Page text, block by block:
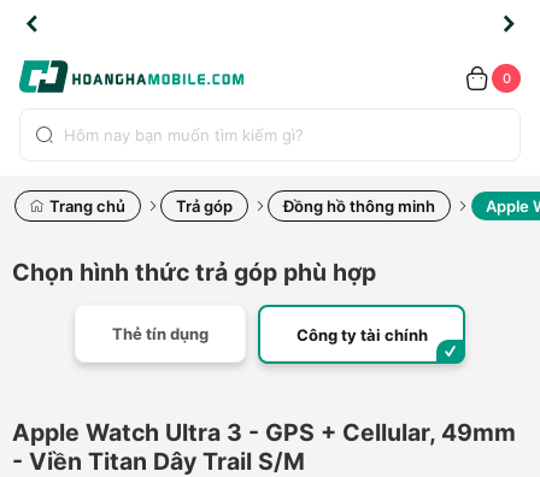
0
Trang chủ Trả góp Đồng hồ thông minh Apple
Chọn hình thức trả góp phù hợp
Thẻ tín dụng Công ty tài chính
Apple Watch Ultra 3 - GPS + Cellular, 49mm
- Viền Titan Dây Trail S/M